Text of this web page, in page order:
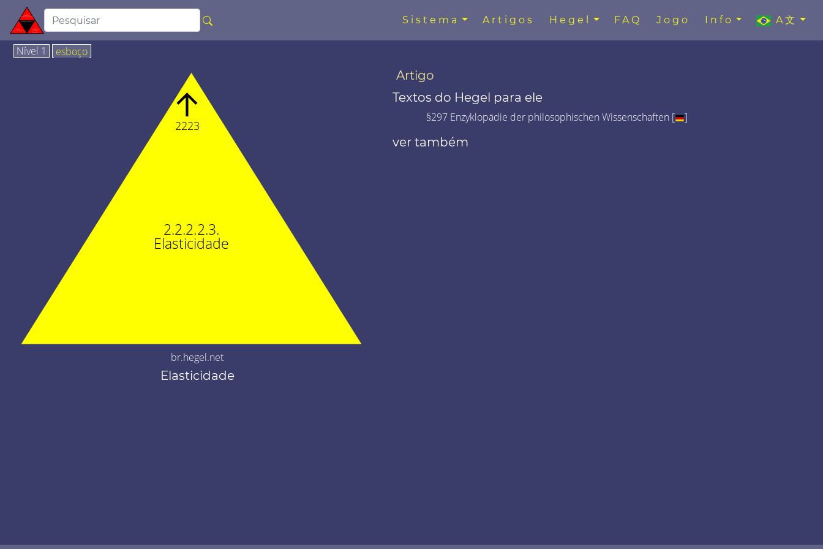
Sistema Artigos Hegel FAQ Jogo Info A文
Nível 1 esboço
2.2.2.2.3.
Elasticidade
↑
2223
br.hegel.net
Elasticidade
Artigo
Textos do Hegel para ele
§297 Enzyklopädie der philosophischen Wissenschaften [ ]
ver também